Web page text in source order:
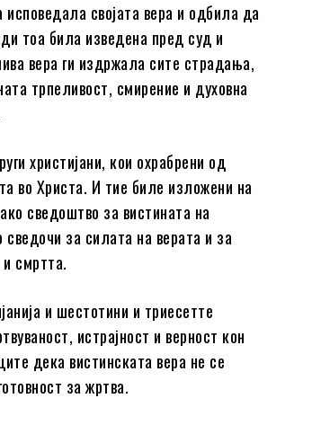
исповедала својата вера и одбила да
тоа била изведена пред суд и
вера ги издржала сите страдања,
трпеливост, смирение и духовна
христијани, кои охрабрени од
во Христа. И тие биле изложени на
сведоштво за вистината на
за силата на верата и за
смртта.
и шестотини и триесетте
истрајност и верност кон
дека вистинската вера не се
за жртва.